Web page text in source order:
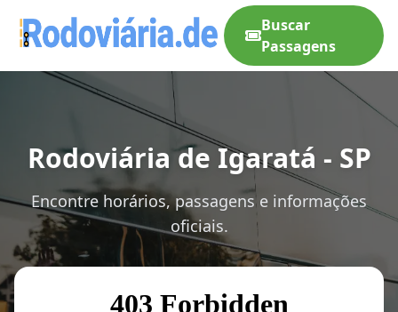
Buscar
Passagens
Rodoviária de Igaratá - SP
Encontre horários, passagens e informações
oficiais.